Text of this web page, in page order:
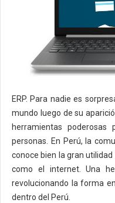
ERP. Para nadie es
mundo luego de su
herramientas
personas. En Perú, la
conoce bien la gran
como el internet. Una
revolucionando la forma
dentro del Perú.